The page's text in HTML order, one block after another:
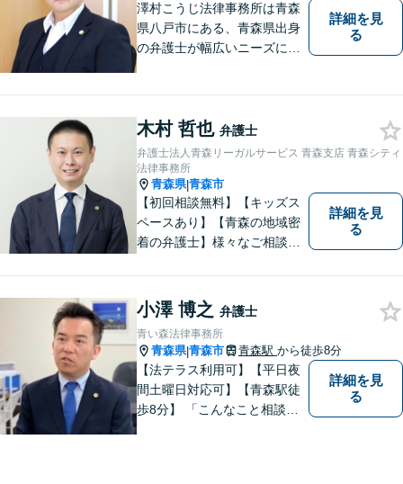
澤村こうじ法律事務所は青森
県八戸市にある、青森県出身
の弁護士が幅広いニーズにお
詳細を見
る
木村 哲也 弁護士
弁護士法人青森リーガルサービス 青森支店 青森シティ
法律事務所
青森県|青森市
【初回相談無料】【キッズス
ペースあり】【青森の地域密
着の弁護士】様々なご相談・
詳細を見
る
小澤 博之 弁護士
青い森法律事務所
青森県|青森市 青森駅 から徒歩8分
【法テラス利用可】【平日夜
間土曜日対応可】【青森駅徒
歩8分】 「こんなこと相談し
詳細を見
る